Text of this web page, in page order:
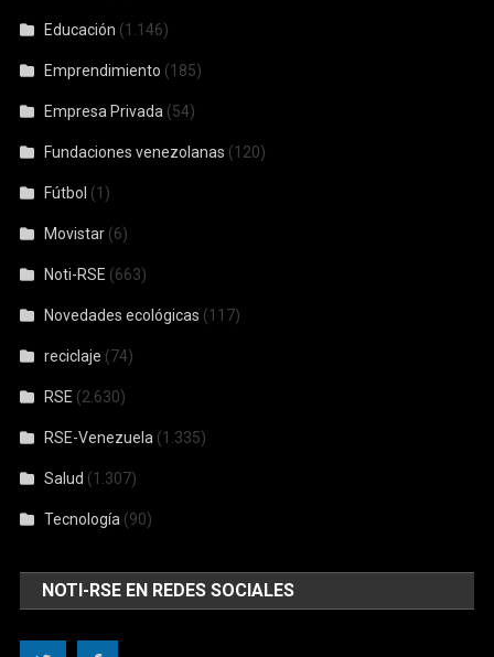
Educación (1.146)
Emprendimiento (185)
Empresa Privada (54)
Fundaciones venezolanas (120)
Fútbol (1)
Movistar (6)
Noti-RSE (663)
Novedades ecológicas (117)
reciclaje (74)
RSE (2.630)
RSE-Venezuela (1.335)
Salud (1.307)
Tecnología (90)
NOTI-RSE EN REDES SOCIALES